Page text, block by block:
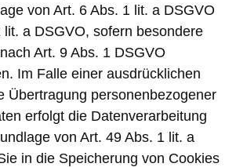
von Art. 6 Abs. 1 lit. a DSGVO
lit. a DSGVO, sofern besondere
Art. 9 Abs. 1 DSGVO
Im Falle einer ausdrücklichen
Übertragung personenbezogener
erfolgt die Datenverarbeitung
von Art. 49 Abs. 1 lit. a
in die Speicherung von Cookies